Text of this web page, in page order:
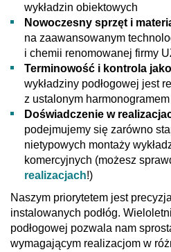
wykładzin obiektowych
Nowoczesny sprzęt i
na zaawansowanym
i chemii renomowanej firmy
Terminowość i kontrola
wykładziny podłogowej jest
z ustalonym
Doświadczenie w
podejmujemy się zarówno
nietypowych montaży
komercyjnych (możesz
realizacjach!)
Naszym priorytetem jest
instalowanych podłóg.
podłogowej pozwala nam
wymagającym realizacjom w